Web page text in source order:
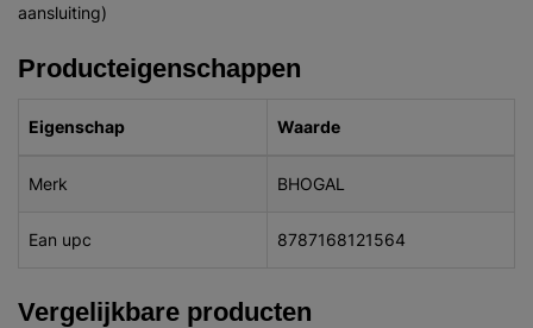
aansluiting)
Producteigenschappen
Eigenschap Waarde
Merk BHOGAL
Ean upc 8787168121564
Vergelijkbare producten